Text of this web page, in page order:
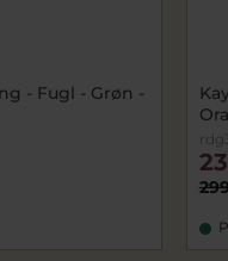
- Fugl - Grøn -